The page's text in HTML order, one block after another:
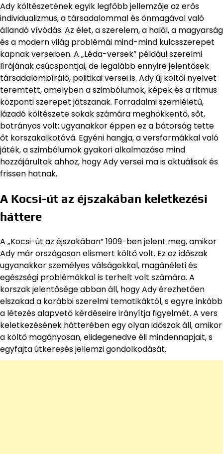
Ady költészetének egyik legfőbb jellemzője az erős
individualizmus, a társadalommal és önmagával való
állandó vívódás. Az élet, a szerelem, a halál, a magyarság
és a modern világ problémái mind-mind kulcsszerepet
kapnak verseiben. A „Léda-versek” például szerelmi
lírájának csúcspontjai, de legalább ennyire jelentősek
társadalombíráló, politikai versei is. Ady új költői nyelvet
teremtett, amelyben a szimbólumok, képek és a ritmus
központi szerepet játszanak. Forradalmi szemléletű,
lázadó költészete sokak számára meghökkentő, sőt,
botrányos volt; ugyanakkor éppen ez a bátorság tette
őt korszakalkotóvá. Egyéni hangja, a versformákkal való
játék, a szimbólumok gyakori alkalmazása mind
hozzájárultak ahhoz, hogy Ady versei ma is aktuálisak és
frissen hatnak.
A Kocsi-út az éjszakában keletkezési
háttere
A „Kocsi-út az éjszakában” 1909-ben jelent meg, amikor
Ady már országosan elismert költő volt. Ez az időszak
ugyanakkor személyes válságokkal, magánéleti és
egészségi problémákkal is terhelt volt számára. A
korszak jelentősége abban áll, hogy Ady érezhetően
elszakad a korábbi szerelmi tematikáktól, s egyre inkább
a létezés alapvető kérdéseire irányítja figyelmét. A vers
keletkezésének hátterében egy olyan időszak áll, amikor
a költő magányosan, elidegenedve éli mindennapjait, s
egyfajta útkeresés jellemzi gondolkodását.